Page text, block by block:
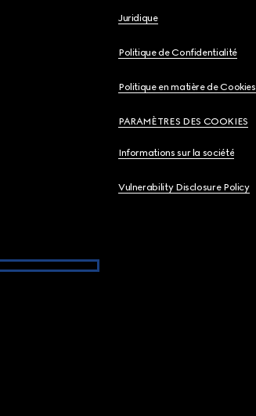
Juridique
Politique de Confidentialité
Politique en matière de Cookies
PARAMÈTRES DES COOKIES
Informations sur la société
Vulnerability Disclosure Policy